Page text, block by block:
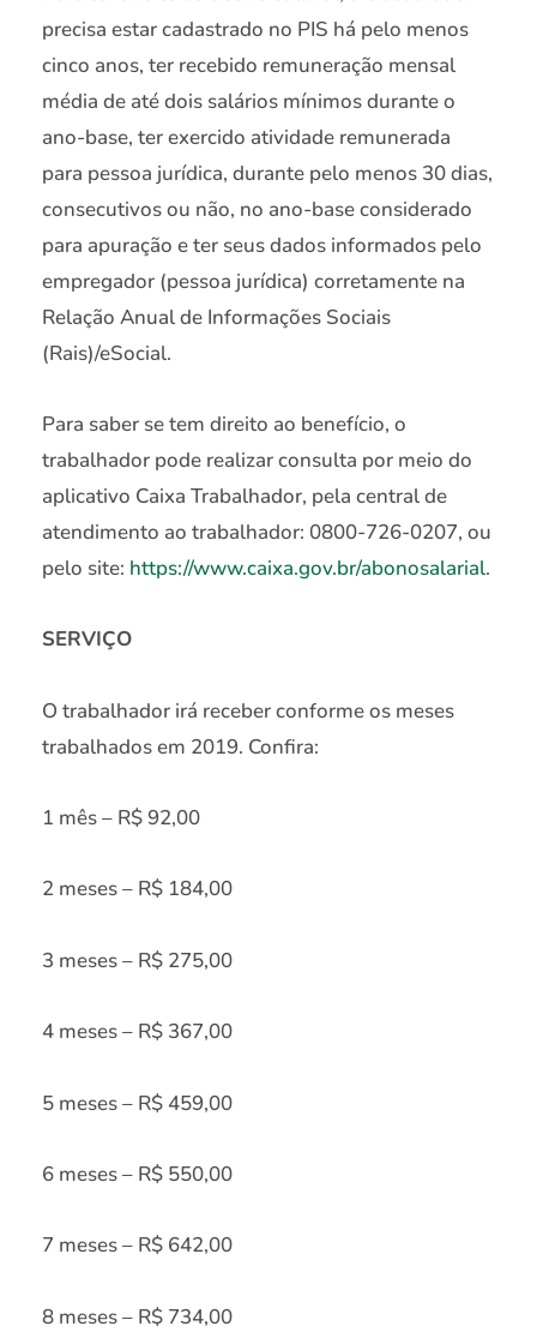
precisa estar cadastrado no PIS há pelo menos
cinco anos, ter recebido remuneração mensal
média de até dois salários mínimos durante o
ano-base, ter exercido atividade remunerada
para pessoa jurídica, durante pelo menos 30 dias,
consecutivos ou não, no ano-base considerado
para apuração e ter seus dados informados pelo
empregador (pessoa jurídica) corretamente na
Relação Anual de Informações Sociais
(Rais)/eSocial.
Para saber se tem direito ao benefício, o
trabalhador pode realizar consulta por meio do
aplicativo Caixa Trabalhador, pela central de
atendimento ao trabalhador: 0800-726-0207, ou
pelo site: https://www.caixa.gov.br/abonosalarial.
SERVIÇO
O trabalhador irá receber conforme os meses
trabalhados em 2019. Confira:
1 mês – R$ 92,00
2 meses – R$ 184,00
3 meses – R$ 275,00
4 meses – R$ 367,00
5 meses – R$ 459,00
6 meses – R$ 550,00
7 meses – R$ 642,00
8 meses – R$ 734,00